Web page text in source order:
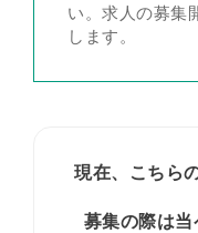
い。求人の募集
します。
現在、こちら
募集の際は当